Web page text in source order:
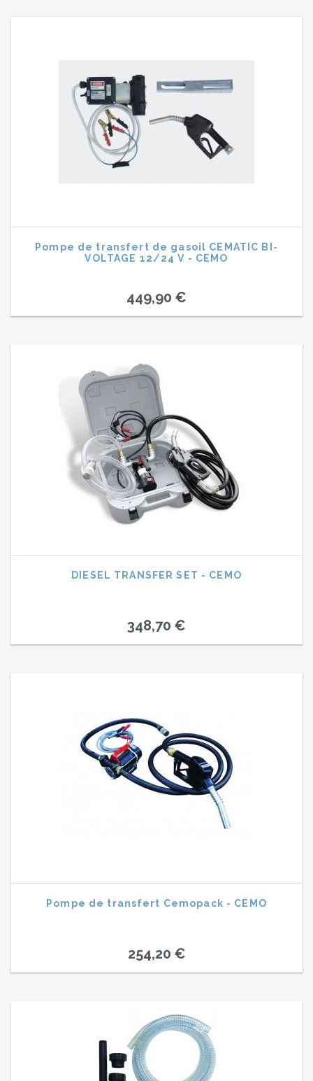
Pompe de transfert de gasoil CEMATIC BI-
VOLTAGE 12/24 V - CEMO
449,90 €
DIESEL TRANSFER SET - CEMO
348,70 €
Pompe de transfert Cemopack - CEMO
254,20 €